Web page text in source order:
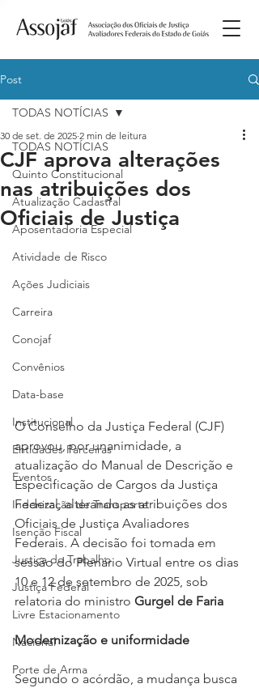
Post
TODAS NOTÍCIAS
Quinto Constitucional
Atualização Cadastral
Aposentadoria Especial
Atividade de Risco
Ações Judiciais
Carreira
Conojaf
Convênios
Data-base
Institucional
Entidades Parceiras
Eventos
Indenização de Transporte
Isenção Fiscal
Justiça do Trabalho
Justiça Federal
Livre Estacionamento
Nacional
Porte de Arma
TODAS NOTÍCIAS
CJF aprova alterações
nas atribuições dos
Oficiais de Justiça
30 de set. de 2025 2 min de leitura
O Conselho da Justiça Federal (CJF)
aprovou, por unanimidade, a
atualização do Manual de Descrição e
Especificação de Cargos da Justiça
Federal, alterando as atribuições dos
Oficiais de Justiça Avaliadores
Federais. A decisão foi tomada em
sessão do Plenário Virtual entre os dias
10 e 12 de setembro de 2025, sob
relatoria do ministro Gurgel de Faria
Modernização e uniformidade
Segundo o acórdão, a mudança busca